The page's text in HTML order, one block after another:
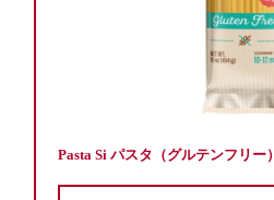
Pasta Si パスタ（グルテンフリー）